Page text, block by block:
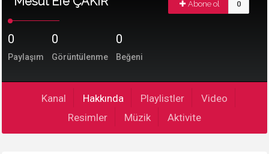
Abone ol 0
0
Paylaşım
0
Görüntülenme
0
Beğeni
Kanal Hakkında Playlistler
Video
Resimler
Müzik Aktivite